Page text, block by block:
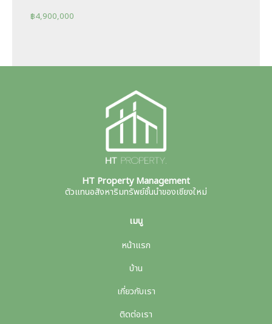
฿4,900,000
HT Property Management
ตัวแทนอสังหาริมทรัพย์ชั้นนำของเชียงใหม่
เมนู
หน้าแรก
บ้าน
เกี่ยวกับเรา
ติดต่อเรา